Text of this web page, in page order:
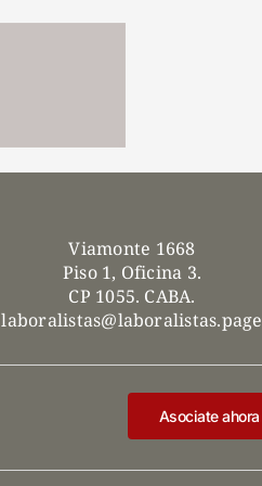
Viamonte 1668
Piso 1, Oficina 3.
CP 1055. CABA.
laboralistas@laboralistas.page
Asociate ahora